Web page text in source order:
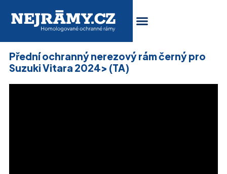
Přední ochranný nerezový rám černý pro
Suzuki Vitara 2024> (TA)